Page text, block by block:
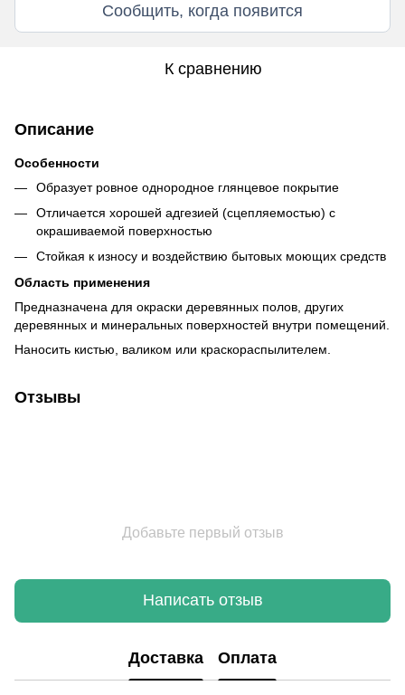
Сообщить, когда появится
К сравнению
Описание
Особенности
Образует ровное однородное глянцевое покрытие
Отличается хорошей адгезией (сцепляемостью) с
окрашиваемой поверхностью
Стойкая к износу и воздействию бытовых моющих средств
Область применения
Предназначена для окраски деревянных полов, других
деревянных и минеральных поверхностей внутри помещений.
Наносить кистью, валиком или краскораспылителем.
Отзывы
Добавьте первый отзыв
Написать отзыв
Доставка Оплата